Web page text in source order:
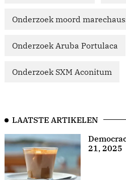
Onderzoek moord
Onderzoek Aruba Portulaca
Onderzoek SXM Aconitum
LAATSTE ARTIKELEN
21, 2025